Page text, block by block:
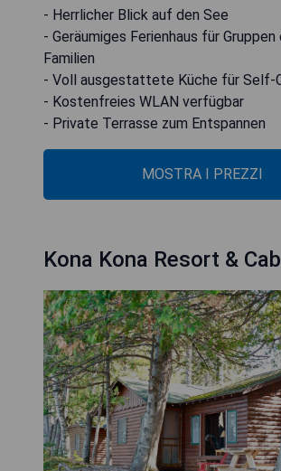
- Herrlicher Blick auf den See
- Geräumiges Ferienhaus für Gruppen
Familien
- Voll ausgestattete Küche für Self-
- Kostenfreies WLAN verfügbar
- Private Terrasse zum Entspannen
MOSTRA I PREZZI
Kona Kona Resort &